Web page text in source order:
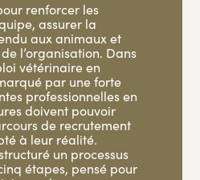
renforcer les
assurer la
aux animaux et
l’organisation. Dans
vétérinaire en
par une forte
professionnelles en
doivent pouvoir
de recrutement
à leur réalité.
un processus
étapes, pensé pour